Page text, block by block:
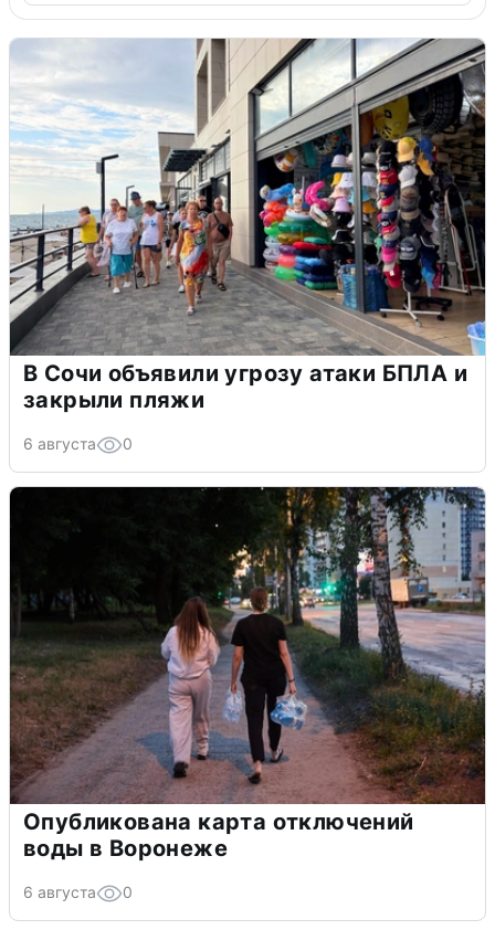
В Сочи объявили угрозу атаки БПЛА и
закрыли пляжи
6 августа 0
Опубликована карта отключений
воды в Воронеже
6 августа 0